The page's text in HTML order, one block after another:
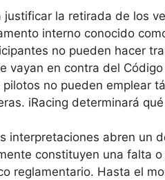
justificar la retirada de los
interno conocido
no pueden hacer
vayan en contra del
pilotos no pueden emplear
iRacing determinará
interpretaciones abren un
constituyen una falta
reglamentario. Hasta el